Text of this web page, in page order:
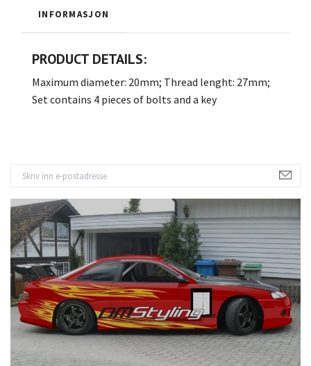
INFORMASJON
PRODUCT DETAILS:
Maximum diameter: 20mm; Thread lenght: 27mm;
Set contains 4 pieces of bolts and a key